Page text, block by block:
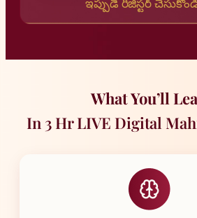
ఇప్పుడే రిజిస్టర్ చేసుకోండి
What You’ll
In 3 Hr LIVE Digital